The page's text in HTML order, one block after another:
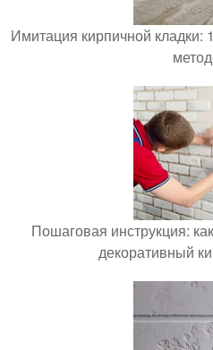
Имитация кирпичной
Пошаговая инструкция:
декоративный